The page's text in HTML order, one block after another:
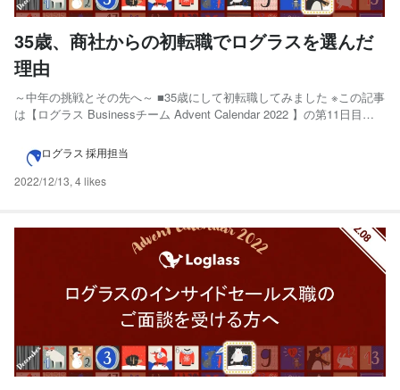
35歳、商社からの初転職でログラスを選んだ
理由
～中年の挑戦とその先へ～ ■35歳にして初転職してみました ※この記事
は【ログラス Businessチーム Advent Calendar 2022 】の第11日目
チーム Advent Calendar 2022 - Adventar ...
ログラス 採用担当
2022/12/13,4 likes